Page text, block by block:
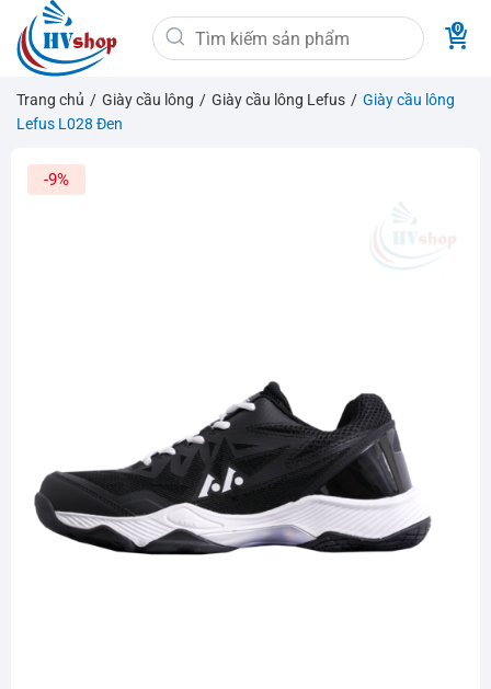
qua
nội
dung
Tìm
kiếm:
Trang chủ / Giày cầu lông / Giày cầu lông Lefus / Giày cầu lông
Lefus L028 Đen
-9%